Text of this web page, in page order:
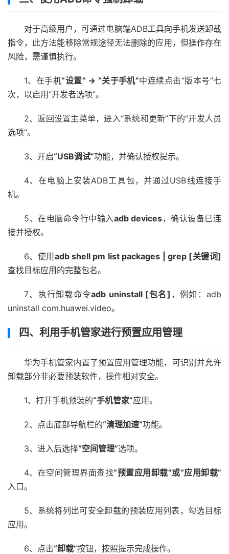
对于高级用户，可通过电脑端ADB工具向手机发送卸载
指令，此方法能移除常规途径无法删除的应用，但操作存在
风险，需谨慎执行。
1、在手机“设置” → “关于手机”中连续点击“版本号”七
次，以启用“开发者选项”。
2、返回设置主菜单，进入“系统和更新”下的“开发人员
选项”。
3、开启“USB调试”功能，并确认授权提示。
4、在电脑上安装ADB工具包，并通过USB线连接手
机。
5、在电脑命令行中输入adb devices，确认设备已连
接并授权。
6、使用 adb shell pm list packages | grep [关键词]
查找目标应用的完整包名。
7、执行卸载命令adb uninstall [包名] ，例如：adb
uninstall com.huawei.video。
四、利用手机管家进行预置应用管理
华为手机管家内置了预置应用管理功能，可识别并允许
卸载部分非必要预装软件，操作相对安全。
1、打开手机预装的“手机管家”应用。
2、点击底部导航栏的“清理加速”功能。
3、进入后选择“空间管理”选项。
4、在空间管理界面查找“预置应用卸载”或“应用卸载”
入口。
5、系统将列出可安全卸载的预装应用列表，勾选目标
应用。
6、点击“卸载”按钮，按照提示完成操作。